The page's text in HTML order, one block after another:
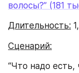
волосы?” (181
Длительность:
Сценарий:
“Что надо